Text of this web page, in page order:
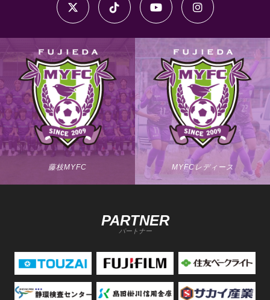
藤枝MYFC MYFCレディース
PARTNER
パートナー